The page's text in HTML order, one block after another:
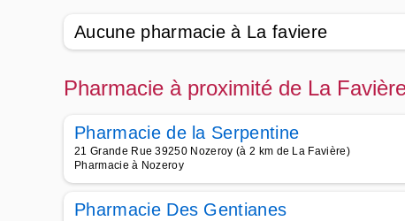
Aucune pharmacie à La faviere
Pharmacie à proximité de La
Pharmacie de la Serpentine
21 Grande Rue 39250 Nozeroy (à 2 km de La Favière)
Pharmacie à Nozeroy
Pharmacie Des Gentianes